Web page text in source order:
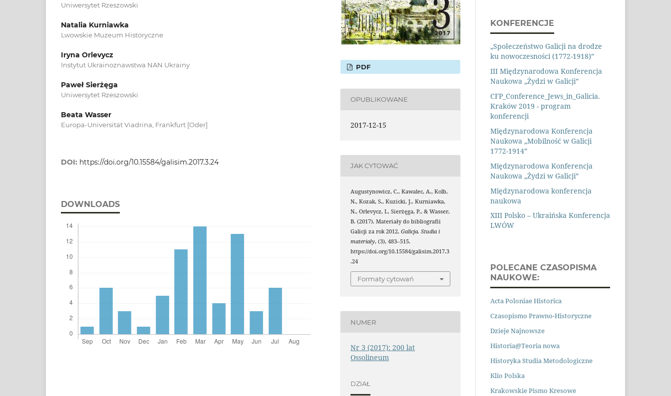
Uniwersytet Rzeszowski
Natalia Kurniawka
Lwowskie Muzeum Historyczne
Iryna Orlevycz
Instytut Ukrainoznawstwa NAN Ukrainy
Paweł Sierżęga
Uniwersytet Rzeszowski
Beata Wasser
Europa-Universität Viadrina, Frankfurt [Oder]
DOI: https://doi.org/10.15584/galisim.2017.3.24
DOWNLOADS
PDF
OPUBLIKOWANE
2017-12-15
JAK CYTOWAĆ
Augustynowicz, C., Kawalec, A., Kolb,
N., Kozak, S., Kuzicki, J., Kurniawka,
N., Orlevycz, I., Sierżęga, P., & Wasser,
B. (2017). Materiały do bibliografii
Galicji za rok 2012.Galicja. Studia i
materiały, (3), 483–515.
https://doi.org/10.15584/galisim.2017.3
.24
Formaty cytowań
NUMER
Nr 3 (2017): 200 lat
Ossolineum
DZIAŁ
KONFERENCJE
„Społeczeństwo Galicji na drodze
ku nowoczesności (1772-1918)”
III Międzynarodowa Konferencja
Naukowa „Żydzi w Galicji”
CFP_Conference_Jews_in_Galicia.
Kraków 2019 - program
konferencji
Międzynarodowa Konferencja
Naukowa „Mobilność w Galicji
1772-1914”
Międzynarodowa Konferencja
Naukowa „Żydzi w Galicji”
Międzynarodowa konferencja
naukowa
XIII Polsko – Ukraińska Konferencja
LWÓW
POLECANE CZASOPISMA
NAUKOWE:
Acta Poloniae Historica
Czasopismo Prawno-Historyczne
Dzieje Najnowsze
Historia@Teoria nowa
Historyka Studia Metodologiczne
Klio Polska
Krakowskie Pismo Kresowe